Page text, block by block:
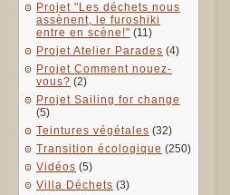
Projet "Les déchets nous
assènent, le furoshiki
entre en scène!" (11)
Projet Atelier Parades (4)
Projet Comment nouez-
vous? (2)
Projet Sailing for change
(5)
Teintures végétales (32)
Transition écologique (250)
Vidéos (5)
Villa Déchets (3)